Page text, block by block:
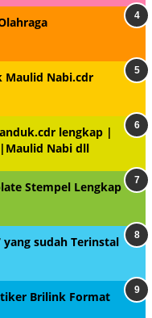
Maulid Nabi.cdr
lengkap |
Nabi dll
Stempel Lengkap
yang sudah Terinstal
Brilink Format